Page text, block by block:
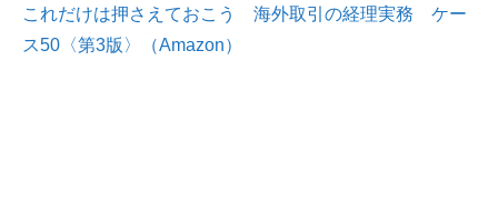
これだけは押さえておこう 海外取引の経理実務 ケー
ス50〈第3版〉（Amazon）